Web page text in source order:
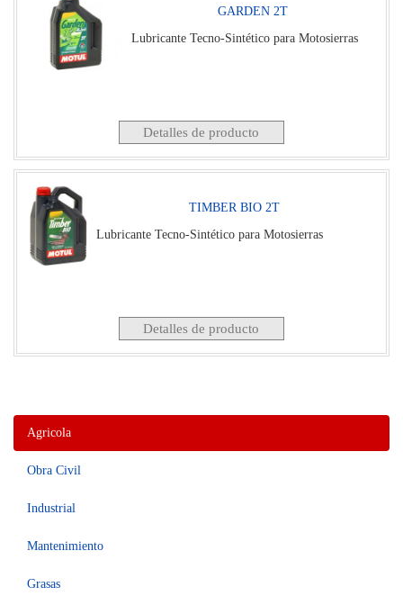
GARDEN 2T
Lubricante Tecno-Sintético para Motosierras
Detalles de producto
TIMBER BIO 2T
Lubricante Tecno-Sintético para Motosierras
Detalles de producto
Agricola
Obra Civil
Industrial
Mantenimiento
Grasas